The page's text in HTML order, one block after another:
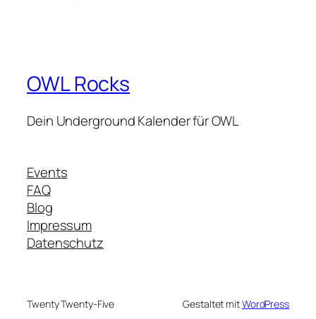
OWL Rocks
Dein Underground Kalender für OWL
Events
FAQ
Blog
Impressum
Datenschutz
Twenty Twenty-Five Gestaltet mitWordPress